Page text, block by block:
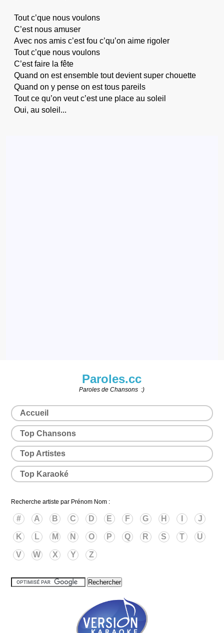
Tout c’que nous voulons
C’est nous amuser
Avec nos amis c’est fou c’qu’on aime rigoler
Tout c’que nous voulons
C’est faire la fête
Quand on est ensemble tout devient super chouette
Quand on y pense on est tous pareils
Tout ce qu’on veut c’est une place au soleil
Oui, au soleil...
Paroles.cc
Paroles de Chansons :)
Accueil
Top Chansons
Top Artistes
Top Karaoké
Recherche artiste par Prénom Nom :
# A B C D E F G H J
K L M N O P Q R S T U
V W X Y Z